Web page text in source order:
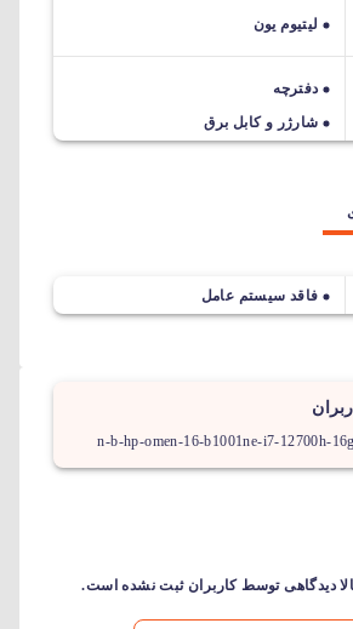
لیتیوم یون
دفترچه
شارژر و کابل برق
فاقد سیستم عامل
n-b-hp-omen-16-b1001ne-i7-12700h-
دیدگاهی توسط کاربران ثبت نشده است.